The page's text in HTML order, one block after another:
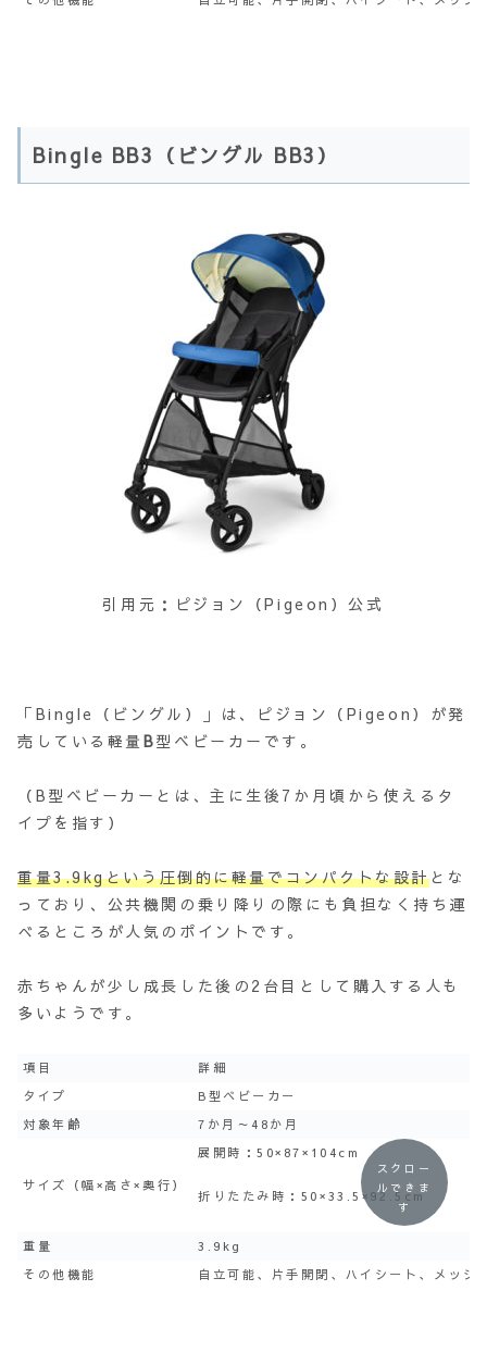
Bingle BB3（ビングル BB3）
引用元：ピジョン（Pigeon）公式
「Bingle（ビングル）」は、ピジョン（Pigeon）が発
売している軽量 B型ベビーカーです。
（B型ベビーカーとは、主に生後7か月頃から使えるタ
イプを指す）
重量3.9kgという圧倒的に軽量でコンパクトな設計とな
っており、公共機関の乗り降りの際にも負担なく持ち運
べるところが人気のポイントです。
赤ちゃんが少し成長した後の2台目として購入する人も
多いようです。
項目
詳細
タイプ
B型ベビーカー
対象年齢
7か月～48か月
サイズ（幅×高さ×奥行）
展開時：50×87×104cm
折りたたみ時：50×33.5×92.5cm
重量
3.9kg
その他機能
自立可能、片手開閉、ハイシート、メッ
スクロー
ルできま
す